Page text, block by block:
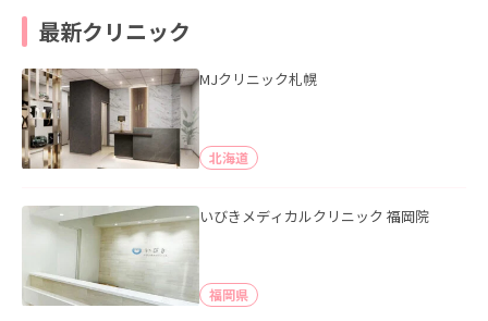
最新クリニック
MJクリニック札幌
北海道
いびきメディカルクリニック 福岡院
福岡県